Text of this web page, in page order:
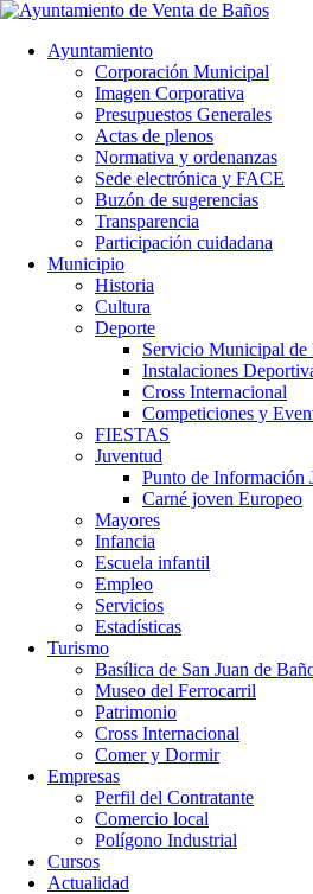
Ayuntamiento
Corporación Municipal
Imagen Corporativa
Presupuestos Generales
Actas de plenos
Normativa y ordenanzas
Sede electrónica y FACE
Buzón de sugerencias
Transparencia
Participación cuidadana
Municipio
Historia
Cultura
Deporte
Servicio Municipal de
Instalaciones
Cross Internacional
Competiciones y
FIESTAS
Juventud
Punto de Información
Carné joven Europeo
Mayores
Infancia
Escuela infantil
Empleo
Servicios
Estadísticas
Turismo
Basílica de San Juan de
Museo del Ferrocarril
Patrimonio
Cross Internacional
Comer y Dormir
Empresas
Perfil del Contratante
Comercio local
Polígono Industrial
Cursos
Actualidad